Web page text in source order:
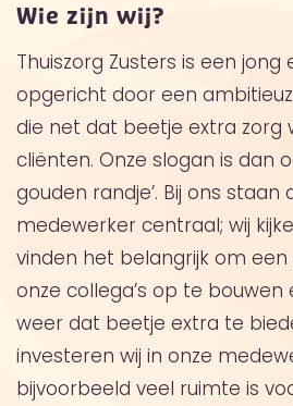
Wie zijn wij?
Thuiszorg Zusters is een
opgericht door een
die net dat beetje extra zorg
cliënten. Onze slogan is dan
gouden randje’. Bij ons staan
medewerker centraal; wij
vinden het belangrijk om
onze collega’s op te bouwen
weer dat beetje extra te
investeren wij in onze
bijvoorbeeld veel ruimte is